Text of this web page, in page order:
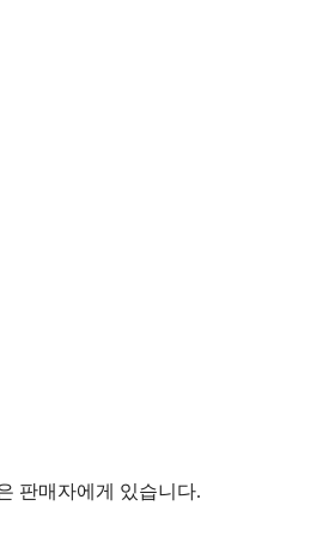
판매자에게 있습니다.